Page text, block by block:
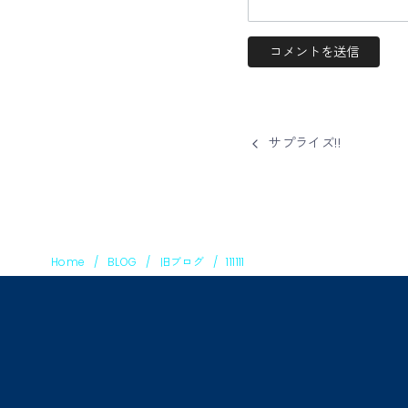
サプライズ!!
Home BLOG 旧ブログ 111111